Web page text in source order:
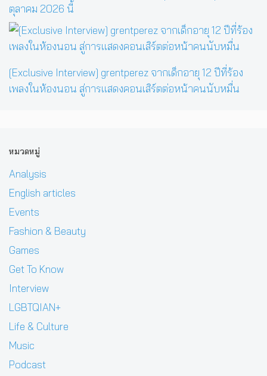
ตุลาคม 2026 นี้
[Exclusive Interview] grentperez จากเด็กอายุ 12 ปีที่ร้อง
เพลงในห้องนอน สู่การแสดงคอนเสิร์ตต่อหน้าคนนับหมื่น
หมวดหมู่
Analysis
English articles
Events
Fashion & Beauty
Games
Get To Know
Interview
LGBTQIAN+
Life & Culture
Music
Podcast